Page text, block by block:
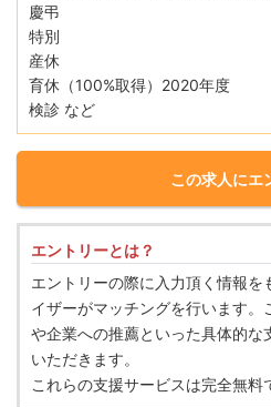
慶弔
特別
産休
育休（100%取得）2020年度
検診 など
この求人にエ
エントリーとは？
エントリーの際に入力頂く情報
イザーがマッチングを行います
や企業への推薦といった具体的な
いただきます。
これらの支援サービスは完全無料